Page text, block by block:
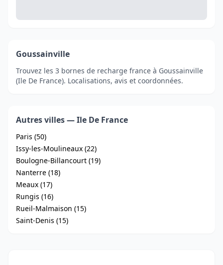
Goussainville
Trouvez les 3 bornes de recharge france à Goussainville
(Ile De France). Localisations, avis et coordonnées.
Autres villes — Ile De France
Paris (50)
Issy-les-Moulineaux (22)
Boulogne-Billancourt (19)
Nanterre (18)
Meaux (17)
Rungis (16)
Rueil-Malmaison (15)
Saint-Denis (15)